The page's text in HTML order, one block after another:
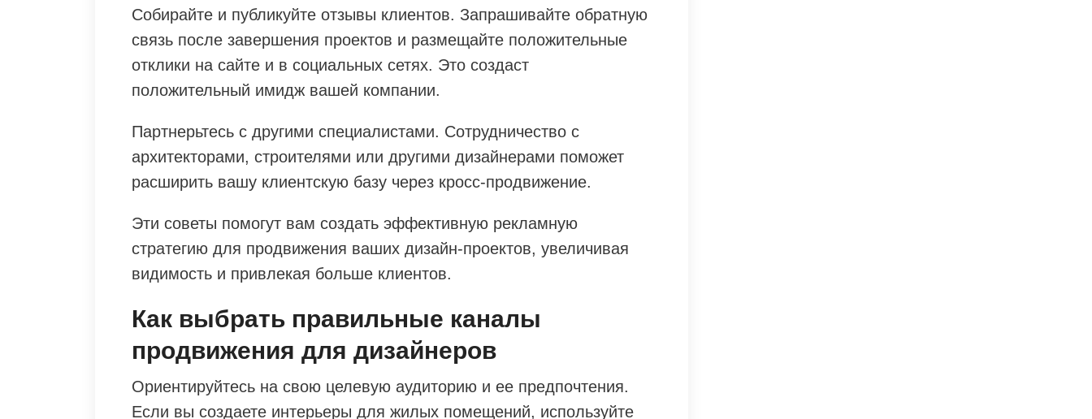
Собирайте и публикуйте отзывы клиентов. Запрашивайте обратную
связь после завершения проектов и размещайте положительные
отклики на сайте и в социальных сетях. Это создаст
положительный имидж вашей компании.
Партнерьтесь с другими специалистами. Сотрудничество с
архитекторами, строителями или другими дизайнерами поможет
расширить вашу клиентскую базу через кросс-продвижение.
Эти советы помогут вам создать эффективную рекламную
стратегию для продвижения ваших дизайн-проектов, увеличивая
видимость и привлекая больше клиентов.
Как выбрать правильные каналы
продвижения для дизайнеров
Ориентируйтесь на свою целевую аудиторию и ее предпочтения.
Если вы создаете интерьеры для жилых помещений, используйте